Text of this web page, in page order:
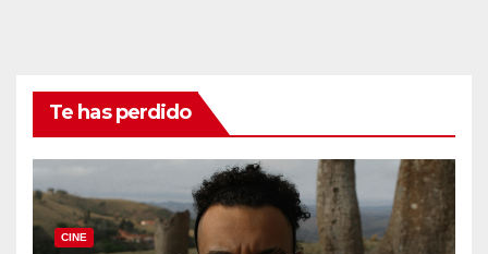
Te has perdido
CINE